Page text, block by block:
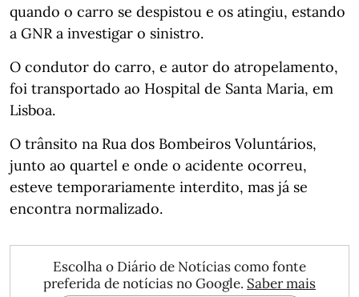
quando o carro se despistou e os atingiu, estando
a GNR a investigar o sinistro.
O condutor do carro, e autor do atropelamento,
foi transportado ao Hospital de Santa Maria, em
Lisboa.
O trânsito na Rua dos Bombeiros Voluntários,
junto ao quartel e onde o acidente ocorreu,
esteve temporariamente interdito, mas já se
encontra normalizado.
Escolha o Diário de Notícias como fonte
preferida de notícias no Google. Saber mais